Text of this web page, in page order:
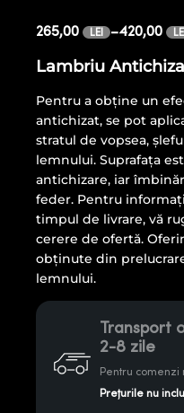
265,00 LEI –420,00 LEI
Lambriu
Pentru a obține un
antichizat, se pot
stratul de vopsea,
lemnului. Suprafața
antichizare, iar
feder. Pentru
timpul de livrare, vă
cerere de ofertă.
obținute din
lemnului.
Transport
2-8 zile
Pentru
Prețurile nu